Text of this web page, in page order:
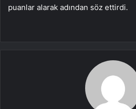
puanlar alarak adından söz ettirdi.